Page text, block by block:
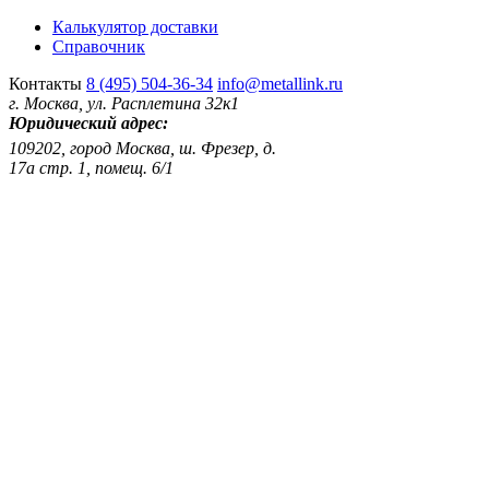
Калькулятор доставки
Справочник
Контакты 8 (495) 504-36-34 info@metallink.ru
г. Москва, ул. Расплетина 32к1
Юридический адрес:
109202, город Москва, ш. Фрезер, д.
17а стр. 1, помещ. 6/1